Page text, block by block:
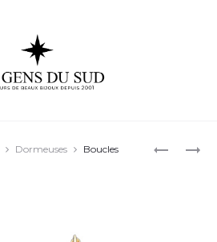
BOUCLES
BOUCLES
Dormeuses
Boucles